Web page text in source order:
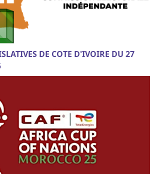
DE COTE D'IVOIRE DU 27